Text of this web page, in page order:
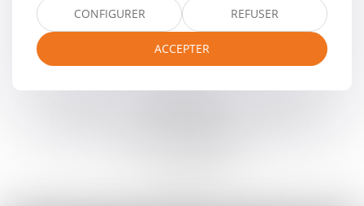
CONFIGURER REFUSER
ACCEPTER